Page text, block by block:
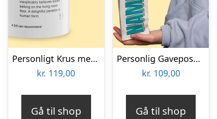
Personligt Krus med Positiv Bedømmelse
kr. 119,00
Gå til shop
Personlig Gavepose til vin med Tekst
kr. 109,00
Gå til shop